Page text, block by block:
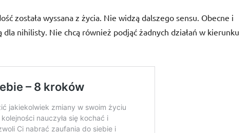
została wyssana z życia. Nie widzą dalszego sensu. Obecne i
dla nihilisty. Nie chcą również podjąć żadnych działań w kierunku